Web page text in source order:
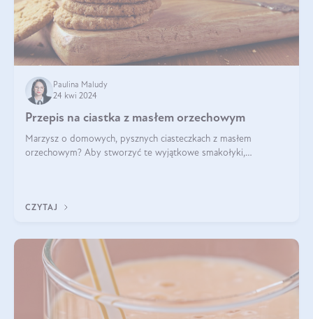
Paulina Maludy
24 kwi 2024
Przepis na ciastka z masłem orzechowym
Marzysz o domowych, pysznych ciasteczkach z masłem
orzechowym? Aby stworzyć te wyjątkowe smakołyki,
CZYTAJ